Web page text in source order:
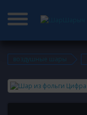
воздушные шары